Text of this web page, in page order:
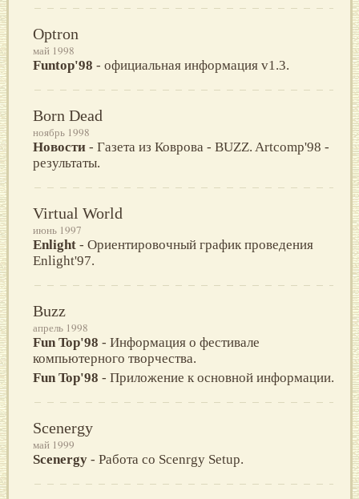
Optron
май 1998
Funtop'98 - официальная информация v1.3.
Born Dead
ноябрь 1998
Новости - Газета из Коврова - BUZZ. Artcomp'98 -
результаты.
Virtual World
июнь 1997
Enlight - Oриентировочный график проведения
Enlight'97.
Buzz
апрель 1998
Fun Top'98 - Информация о фестивале
компьютерного творчества.
Fun Top'98 - Приложение к основной информации.
Scenergy
май 1999
Scenergy - Работа со Scenrgy Setup.